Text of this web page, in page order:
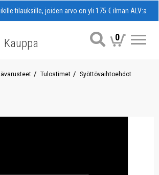
tilauksille, joiden arvo on yli 175 € ilman ALV:a
Kauppa 0
Tulostimet Syöttövaihtoehdot